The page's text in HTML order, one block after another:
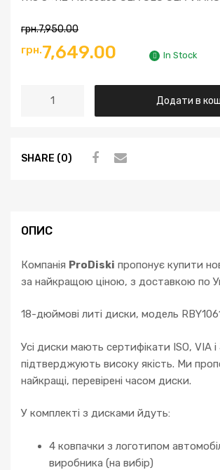
грн.7,950.00
грн.7,649.00 In Stock
Додати в
SHARE (0)
ОПИС
Компанія ProDiski пропонує купити
за найкращою ціною, з доставкою по
18-дюймові литі диски, модель
Усі диски мають сертифікати ISO, VIA
підтверджують високу якість. Ми
найкращі, перевірені часом диски.
У комплекті з дисками йдуть:
4 ковпачки з логотипом
виробника (на вибір)